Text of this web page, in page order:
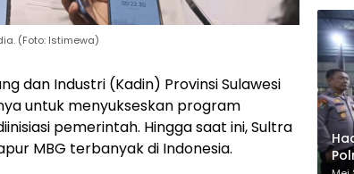
(Foto: Istimewa)
dan Industri (Kadin) Provinsi Sulawesi
untuk menyukseskan program
pemerintah. Hingga saat ini, Sultra
MBG terbanyak di Indonesia.